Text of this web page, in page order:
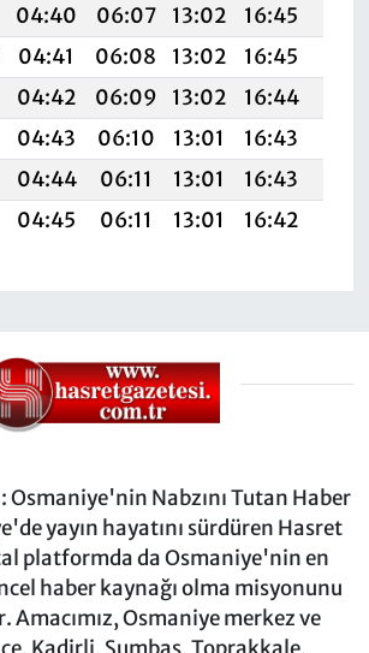
04:40 06:07 13:02 16:45
04:41 06:08 13:02 16:45
04:42 06:09 13:02 16:44
04:43 06:10 13:01 16:43
04:44 06:11 13:01 16:43
04:45 06:11 13:01 16:42
Osmaniye'nin Nabzını Tutan Haber
yayın hayatını sürdüren Hasret
platformda da Osmaniye'nin en
haber kaynağı olma misyonunu
Amacımız, Osmaniye merkez ve